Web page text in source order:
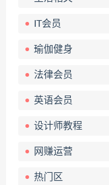
IT会员
瑜伽健身
法律会员
英语会员
设计师教程
网赚运营
热门区